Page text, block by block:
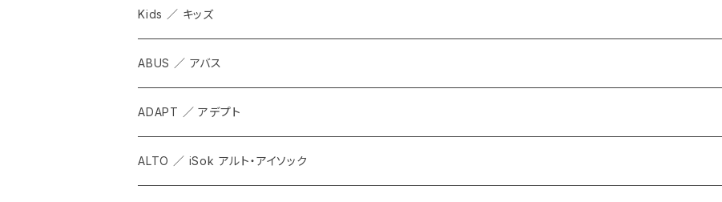
Kids ／ キッズ
ABUS ／ アバス
ADAPT ／ アデプト
ALTO ／ iSok アルト・アイソック